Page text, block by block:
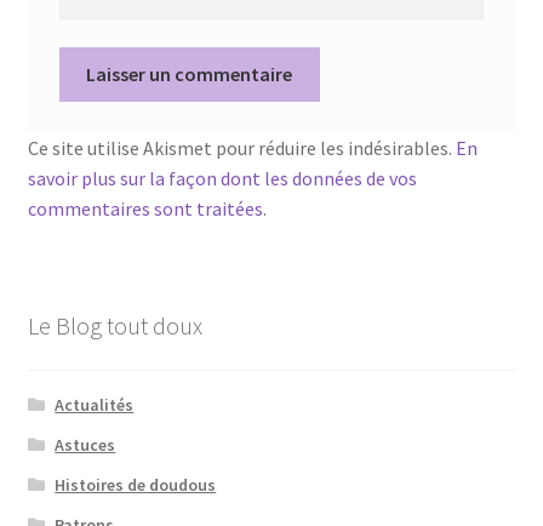
Ce site utilise Akismet pour réduire les indésirables. En
savoir plus sur la façon dont les données de vos
commentaires sont traitées.
Le Blog tout doux
Actualités
Astuces
Histoires de doudous